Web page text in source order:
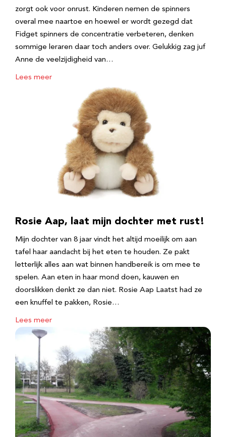
zorgt ook voor onrust. Kinderen nemen de spinners
overal mee naartoe en hoewel er wordt gezegd dat
Fidget spinners de concentratie verbeteren, denken
sommige leraren daar toch anders over. Gelukkig zag juf
Anne de veelzijdigheid van…
Lees meer
Rosie Aap, laat mijn dochter met rust!
Mijn dochter van 8 jaar vindt het altijd moeilijk om aan
tafel haar aandacht bij het eten te houden. Ze pakt
letterlijk alles aan wat binnen handbereik is om mee te
spelen. Aan eten in haar mond doen, kauwen en
doorslikken denkt ze dan niet. Rosie Aap Laatst had ze
een knuffel te pakken, Rosie…
Lees meer